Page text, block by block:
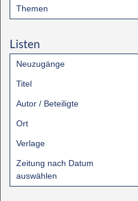
Themen
Listen
Neuzugänge
Titel
Autor / Beteiligte
Ort
Verlage
Zeitung nach Datum
auswählen